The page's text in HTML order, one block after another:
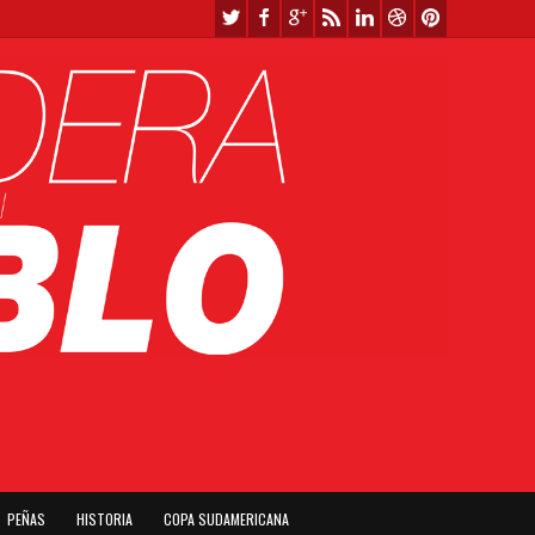
PEÑAS HISTORIA COPA SUDAMERICANA